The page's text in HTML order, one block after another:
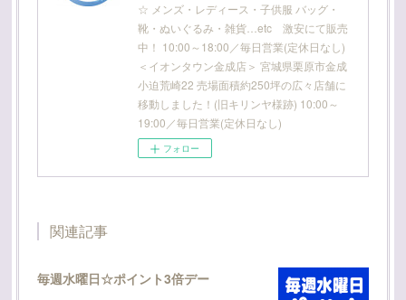
☆ メンズ・レディース・子供服 バッグ・
靴・ぬいぐるみ・雑貨…etc 激安にて販売
中！ 10:00～18:00／毎日営業(定休日なし)
＜イオンタウン金成店＞ 宮城県栗原市金成
小迫荒崎22 売場面積約250坪の広々店舗に
移動しました！(旧キリンヤ様跡) 10:00～
19:00／毎日営業(定休日なし)
フォロー
関連記事
毎週水曜日☆ポイント3倍デー